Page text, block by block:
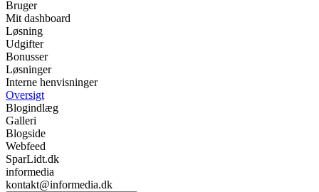
Bruger
Mit dashboard
Løsning
Udgifter
Bonusser
Løsninger
Interne henvisninger
Oversigt
Blogindlæg
Galleri
Blogside
Webfeed
SparLidt.dk
informedia
kontakt@informedia.dk